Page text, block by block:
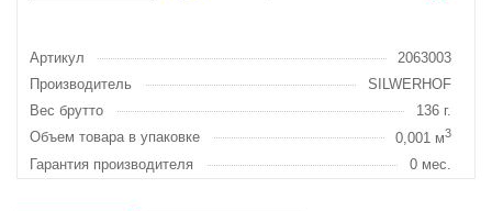
Артикул
2063003
Производитель
SILWERHOF
Вес брутто
136 г.
Объем товара в упаковке
0,001 м3
Гарантия производителя 0 мес.